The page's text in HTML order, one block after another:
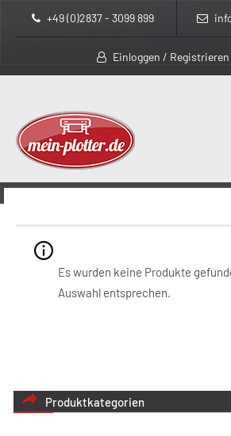
+49 (0)2837 - 3099 899
Einloggen / Registrieren
> >
Es wurden keine Produkte
Auswahl entsprechen.
Produktkategorien